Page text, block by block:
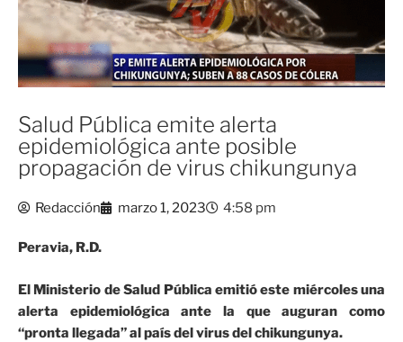
Salud Pública emite alerta
epidemiológica ante posible
propagación de virus chikungunya
Redacción marzo 1, 2023 4:58 pm
Peravia, R.D.
El Ministerio de Salud Pública emitió este miércoles una
alerta epidemiológica ante la que auguran como
“pronta llegada” al país del virus del chikungunya.